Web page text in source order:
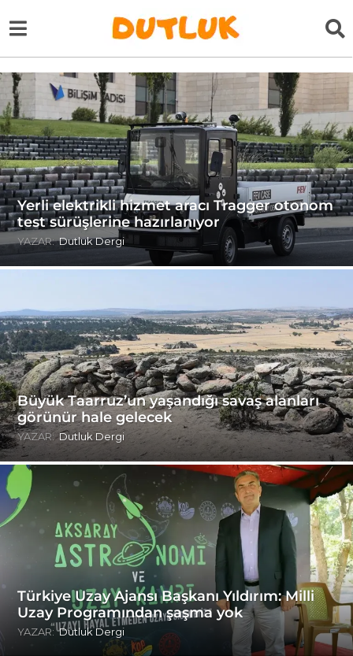
Yerli elektrikli hizmet aracı Tragger otonom
test sürüşlerine hazırlanıyor
YAZAR: Dutluk Dergi
Büyük Taarruz’un yaşandığı savaş alanları
görünür hale gelecek
YAZAR: Dutluk Dergi
Türkiye Uzay Ajansı Başkanı Yıldırım: Milli
Uzay Programından şaşma yok
YAZAR: Dutluk Dergi